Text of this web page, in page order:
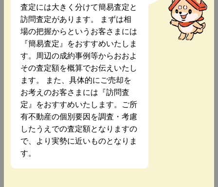
査定には大きく分けて簡易査定と
訪問査定があります。 まずは相
場の把握からというお客さまには
『簡易査定』をおすすめいたしま
す。周辺の成約事例等からおおよ
その査定額を概算でお伝えいたし
ます。 また、具体的にご売却を
お考えのお客さまには『訪問査
定』をおすすめいたします。ご所
有不動産の個別要因を調査・考慮
したうえでの査定額となりますの
で、より実勢に近いものとなりま
す。